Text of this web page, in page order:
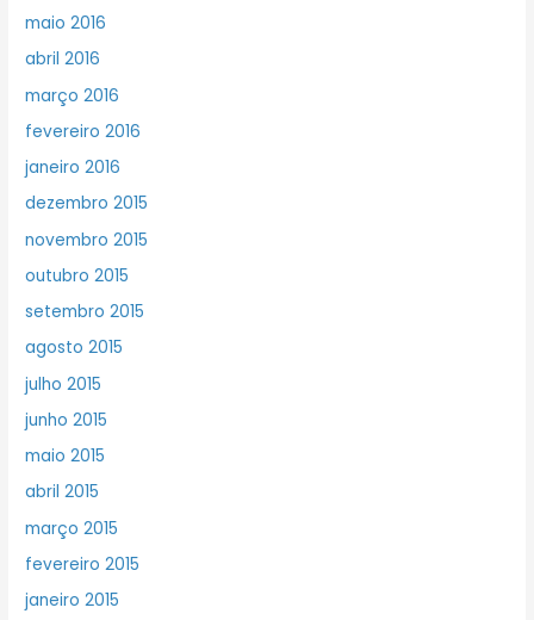
maio 2016
abril 2016
março 2016
fevereiro 2016
janeiro 2016
dezembro 2015
novembro 2015
outubro 2015
setembro 2015
agosto 2015
julho 2015
junho 2015
maio 2015
abril 2015
março 2015
fevereiro 2015
janeiro 2015